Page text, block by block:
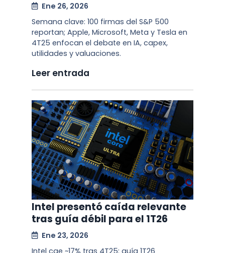
Ene 26, 2026
Semana clave: 100 firmas del S&P 500
reportan; Apple, Microsoft, Meta y Tesla en
4T25 enfocan el debate en IA, capex,
utilidades y valuaciones.
Leer entrada
Intel presentó caída relevante
tras guía débil para el 1T26
Ene 23, 2026
Intel cae ~17% tras 4T25: guía 1T26